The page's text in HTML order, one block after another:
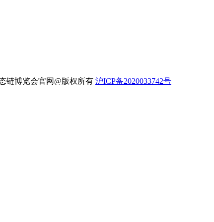
链博览会官网@版权所有 沪ICP备2020033742号